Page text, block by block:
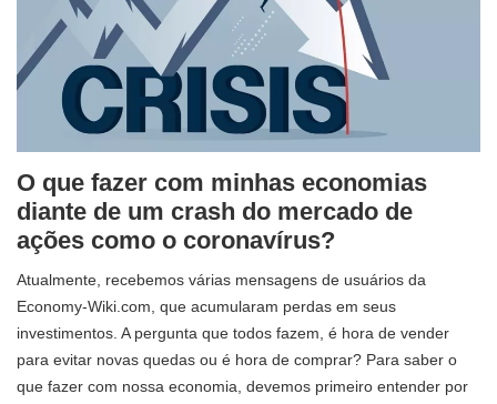
O que fazer com minhas economias
diante de um crash do mercado de
ações como o coronavírus?
Atualmente, recebemos várias mensagens de usuários da
Economy-Wiki.com, que acumularam perdas em seus
investimentos. A pergunta que todos fazem, é hora de vender
para evitar novas quedas ou é hora de comprar? Para saber o
que fazer com nossa economia, devemos primeiro entender por